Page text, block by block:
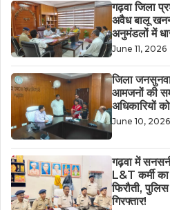
गढ़वा जिला
अवैध बालू खनन
अनुमंडलों में
June 11, 2026
जिला
आमजनों की
अधिकारियों
June 10, 2026
गढ़वा में
L&T कर्मी
फिरौती,
गिरफ्तार!